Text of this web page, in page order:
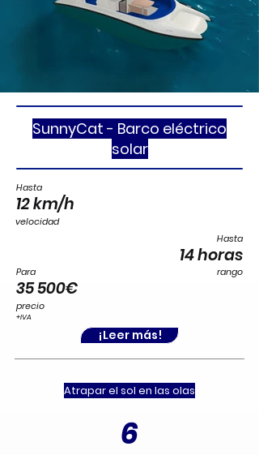
SunnyCat - Barco eléctrico
solar
Hasta
12 km/h
velocidad
Hasta
rango
14 horas
Para
35 500€
precio
+IVA
¡Leer más!
Atrapar el sol en las olas
6